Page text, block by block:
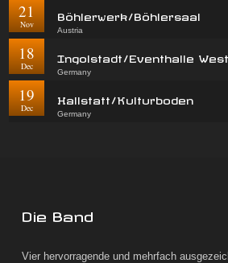
21
Nov
Böhlerwerk/Böhlersaal
Austria
18
Dec
Ingolstadt/Eventhalle
Germany
19
Dec
Hallstatt/Kulturboden
Germany
Die Band
Vier hervorragende und mehrfach